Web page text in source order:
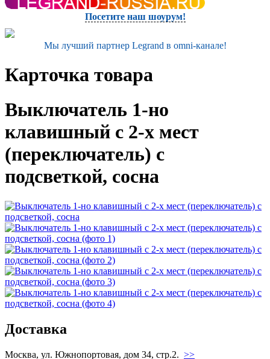
Посетите наш шоурум!
Мы лучший партнер Legrand в omni-канале!
Карточка товара
Выключатель 1-но
клавишный с 2-х мест
(переключатель) с
подсветкой, сосна
Доставка
Москва, ул. Южнопортовая, дом 34, стр.2. >>